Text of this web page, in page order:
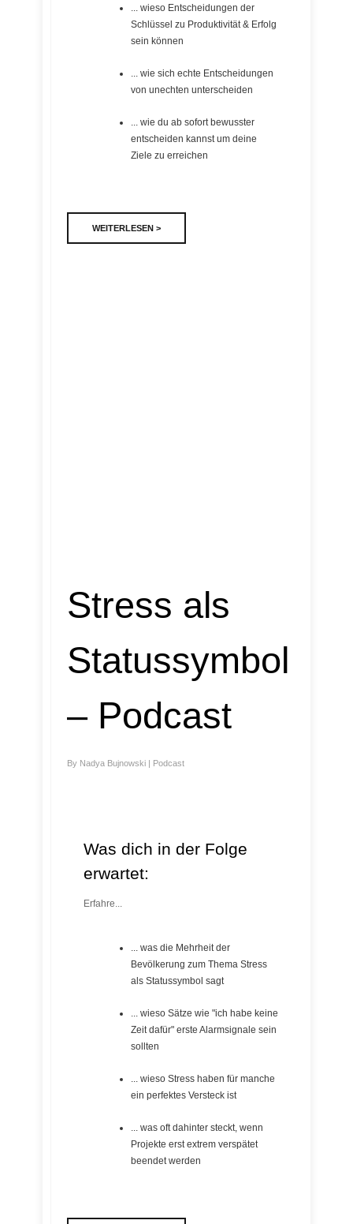
... wieso Entscheidungen der
Schlüssel zu Produktivität & Erfolg
sein können
... wie sich echte Entscheidungen
von unechten unterscheiden
... wie du ab sofort bewusster
entscheiden kannst um deine
Ziele zu erreichen
WEITERLESEN >
Stress als
Statussymbol
– Podcast
By Nadya Bujnowski | Podcast
Was dich in der Folge
erwartet:
Erfahre...
... was die Mehrheit der
Bevölkerung zum Thema Stress
als Statussymbol sagt
... wieso Sätze wie "ich habe keine
Zeit dafür" erste Alarmsignale sein
sollten
... wieso Stress haben für manche
ein perfektes Versteck ist
... was oft dahinter steckt, wenn
Projekte erst extrem verspätet
beendet werden